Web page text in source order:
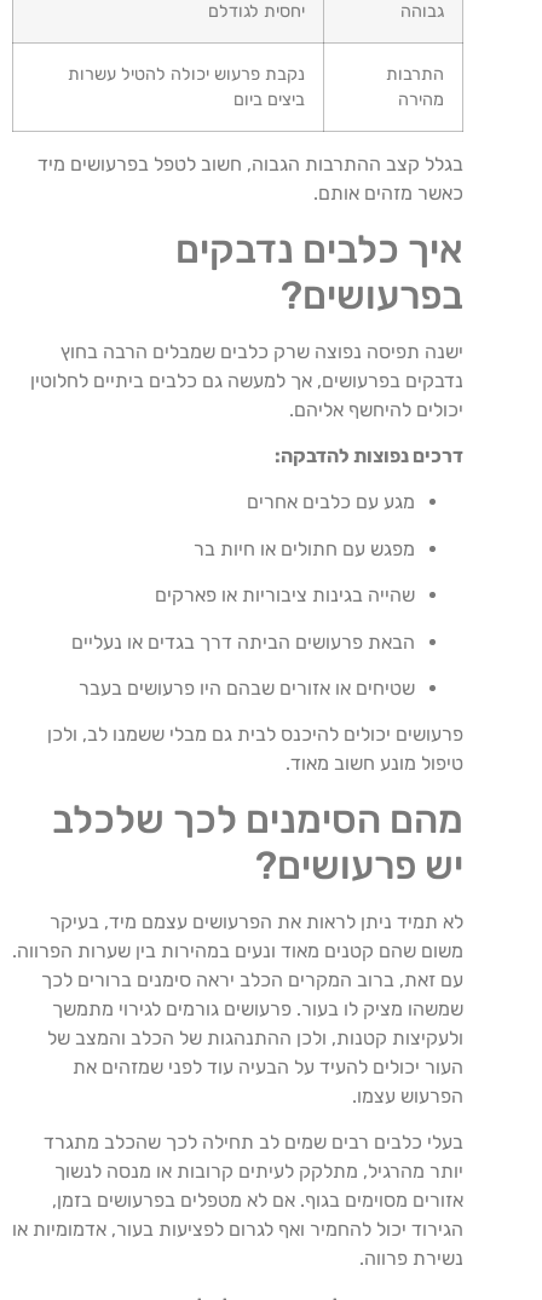
גבוהה
יחסית לגודלם
התרבות
מהירה
נקבת פרעוש יכולה להטיל עשרות
ביצים ביום
בגלל קצב ההתרבות הגבוה, חשוב לטפל בפרעושים מיד
כאשר מזהים אותם.
איך כלבים נדבקים
בפרעושים?
ישנה תפיסה נפוצה שרק כלבים שמבלים הרבה בחוץ
נדבקים בפרעושים, אך למעשה גם כלבים ביתיים לחלוטין
יכולים להיחשף אליהם.
דרכים נפוצות להדבקה:
מגע עם כלבים אחרים
מפגש עם חתולים או חיות בר
שהייה בגינות ציבוריות או פארקים
הבאת פרעושים הביתה דרך בגדים או נעליים
שטיחים או אזורים שבהם היו פרעושים בעבר
פרעושים יכולים להיכנס לבית גם מבלי ששמנו לב, ולכן
טיפול מונע חשוב מאוד.
מהם הסימנים לכך שלכלב
יש פרעושים?
לא תמיד ניתן לראות את הפרעושים עצמם מיד, בעיקר
משום שהם קטנים מאוד ונעים במהירות בין שערות הפרווה.
עם זאת, ברוב המקרים הכלב יראה סימנים ברורים לכך
שמשהו מציק לו בעור. פרעושים גורמים לגירוי מתמשך
ולעקיצות קטנות, ולכן ההתנהגות של הכלב והמצב של
העור יכולים להעיד על הבעיה עוד לפני שמזהים את
הפרעוש עצמו.
בעלי כלבים רבים שמים לב תחילה לכך שהכלב מתגרד
יותר מהרגיל, מתלקק לעיתים קרובות או מנסה לנשוך
אזורים מסוימים בגוף. אם לא מטפלים בפרעושים בזמן,
הגירוד יכול להחמיר ואף לגרום לפציעות בעור, אדמומיות או
נשירת פרווה.